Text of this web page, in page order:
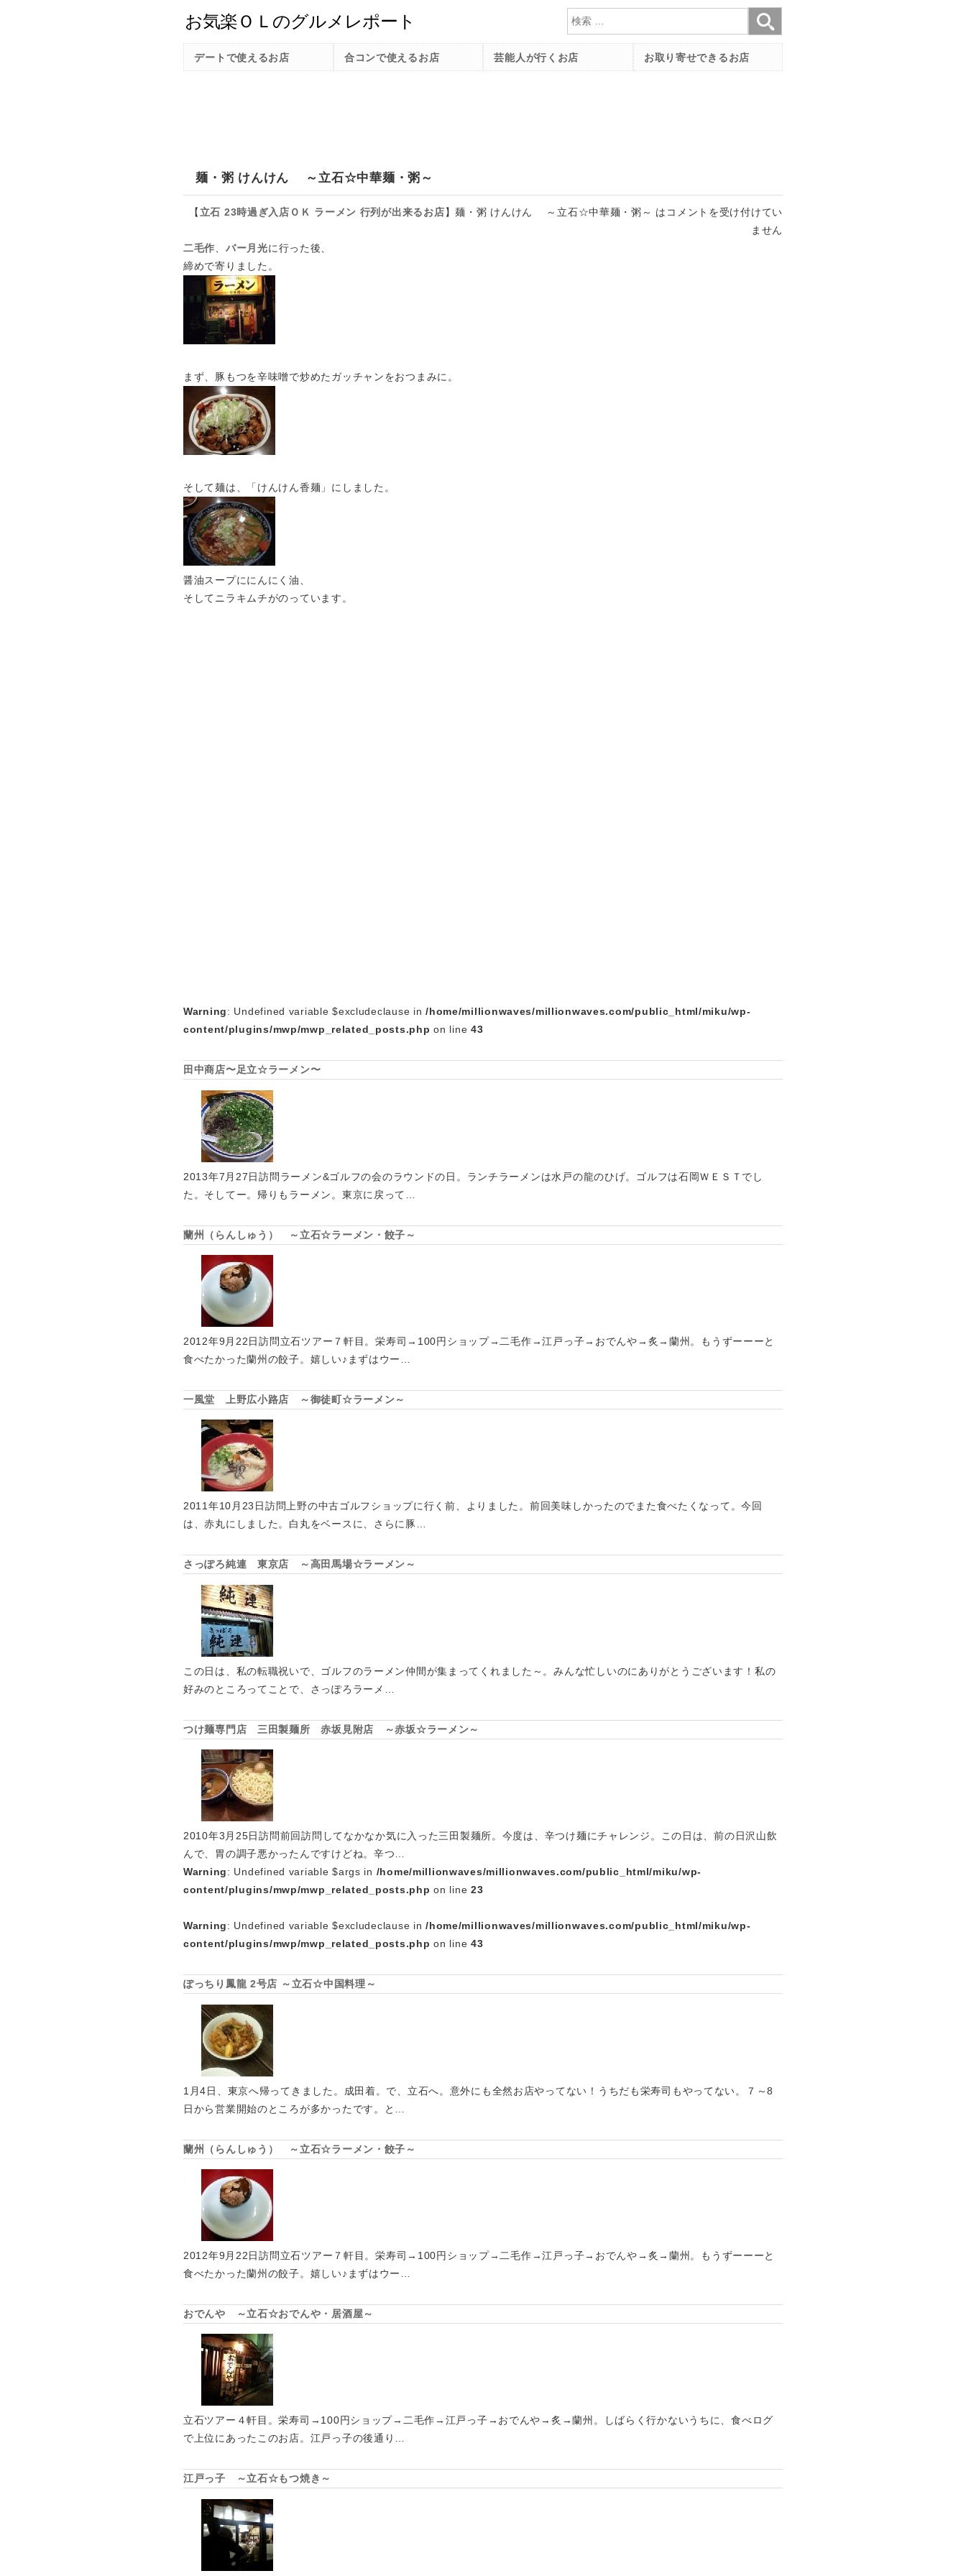
検索
麺・粥 けんけん ～立石☆中華麺・粥～
【立石 23時過ぎ入店ＯＫ ラーメン 行列が出来るお店】麺・粥 けんけん ～立石☆中華麺・粥～ は コメントを受け付けてい
ません
二毛作、 バー月光に行った後、
締めで寄りました。
まず、豚もつを辛味噌で炒めたガッチャンをおつまみに。
そして麺は、「けんけん香麺」にしました。
醤油スープににんにく油、
そしてニラキムチがのっています。
Warning: Undefined variable $excludeclause in/home/millionwaves/millionwaves.com/public_html/miku/wp-
content/plugins/mwp/mwp_related_posts.php on line43
田中商店〜足立☆ラーメン〜
2013年7月27日訪問ラーメン&ゴルフの会のラウンドの日。ランチラーメンは水戸の龍のひげ。ゴルフは石岡ＷＥＳＴでし
た。そしてー。帰りもラーメン。東京に戻って…
蘭州（らんしゅう） ～立石☆ラーメン・餃子～
2012年9月22日訪問立石ツアー７軒目。栄寿司→100円ショップ→二毛作→江戸っ子→おでんや→炙→蘭州。もうずーーーと
食べたかった蘭州の餃子。嬉しい♪まずはウー…
一風堂 上野広小路店 ～御徒町☆ラーメン～
2011年10月23日訪問上野の中古ゴルフショップに行く前、よりました。前回美味しかったのでまた食べたくなって。今回
は、赤丸にしました。白丸をベースに、さらに豚…
さっぽろ純連 東京店 ～高田馬場☆ラーメン～
この日は、私の転職祝いで、ゴルフのラーメン仲間が集まってくれました～。みんな忙しいのにありがとうございます！私の
好みのところってことで、さっぽろラーメ…
つけ麺専門店 三田製麺所 赤坂見附店 ～赤坂☆ラーメン～
2010年3月25日訪問前回訪問してなかなか気に入った三田製麺所。今度は、辛つけ麺にチャレンジ。この日は、前の日沢山飲
んで、胃の調子悪かったんですけどね。辛つ…
Warning: Undefined variable $args in /home/millionwaves/millionwaves.com/public_html/miku/wp-
content/plugins/mwp/mwp_related_posts.php on line23
Warning: Undefined variable $excludeclause in/home/millionwaves/millionwaves.com/public_html/miku/wp-
content/plugins/mwp/mwp_related_posts.php on line43
ぽっちり鳳龍 2号店 ～立石☆中国料理～
1月4日、東京へ帰ってきました。成田着。で、立石へ。意外にも全然お店やってない！うちだも栄寿司もやってない。７～8
日から営業開始のところが多かったです。と…
蘭州（らんしゅう） ～立石☆ラーメン・餃子～
2012年9月22日訪問立石ツアー７軒目。栄寿司→100円ショップ→二毛作→江戸っ子→おでんや→炙→蘭州。もうずーーーと
食べたかった蘭州の餃子。嬉しい♪まずはウー…
おでんや ～立石☆おでんや・居酒屋～
立石ツアー４軒目。栄寿司→100円ショップ→二毛作→江戸っ子→おでんや→炙→蘭州。しばらく行かないうちに、食べログ
で上位にあったこのお店。江戸っ子の後通り…
江戸っ子 ～立石☆もつ焼き～
デートで使えるお店 合コンで使えるお店 芸能人が行くお店 お取り寄せできるお店